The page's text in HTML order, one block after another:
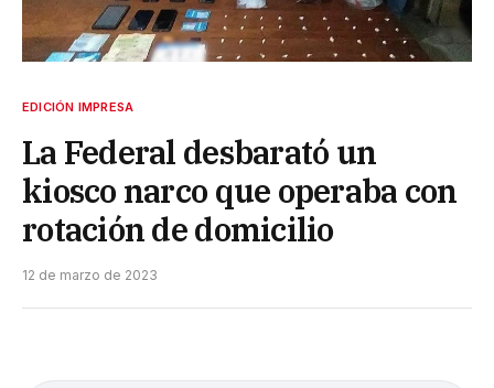
EDICIÓN IMPRESA
La Federal desbarató un
kiosco narco que operaba con
rotación de domicilio
12 de marzo de 2023